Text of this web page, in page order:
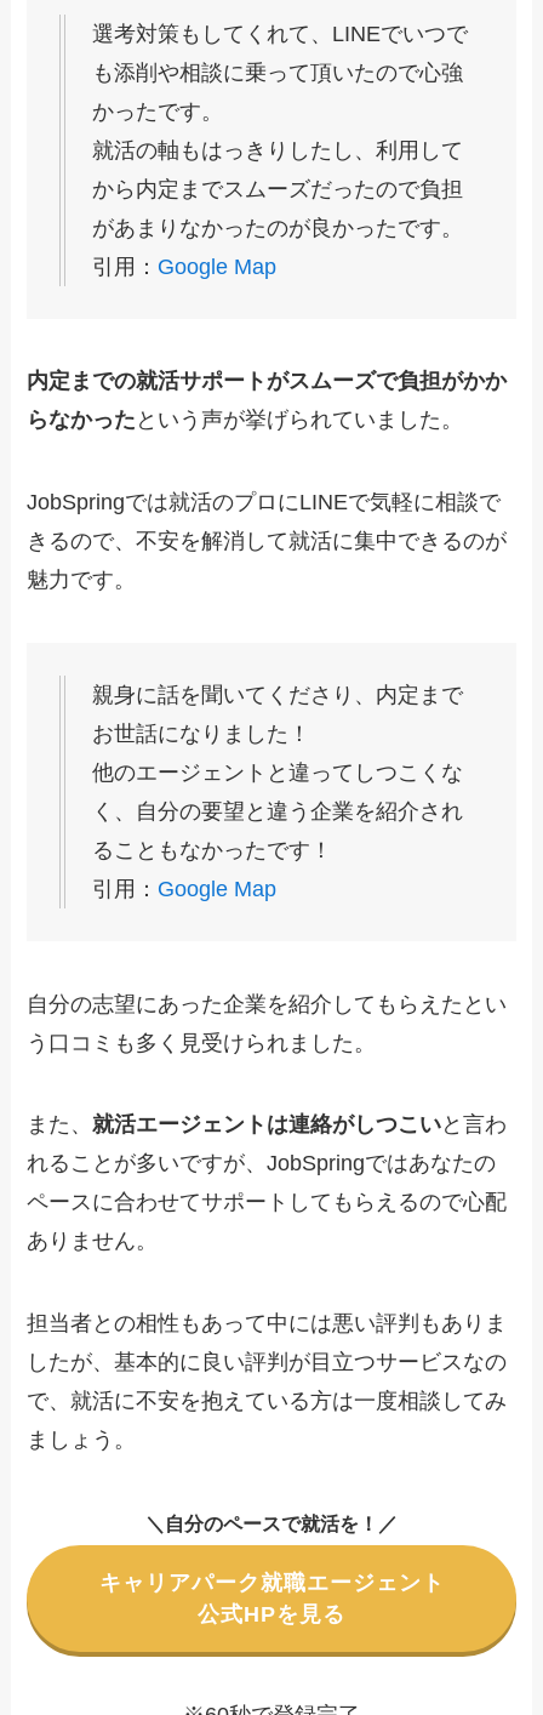
選考対策もしてくれて、LINEでいつで
も添削や相談に乗って頂いたので心強
かったです。
就活の軸もはっきりしたし、利用して
から内定までスムーズだったので負担
があまりなかったのが良かったです。
引用： Google Map
内定までの就活サポートがスムーズで負担がかか
らなかった という声が挙げられていました。
JobSpringでは就活のプロにLINEで気軽に相談で
きるので、不安を解消して就活に集中できるのが
魅力です。
親身に話を聞いてくださり、内定まで
お世話になりました！
他のエージェントと違ってしつこくな
く、自分の要望と違う企業を紹介され
ることもなかったです！
引用： Google Map
自分の志望にあった企業を紹介してもらえたとい
う口コミも多く見受けられました。
また、就活エージェントは連絡がしつこいと言わ
れることが多いですが、JobSpringではあなたの
ペースに合わせてサポートしてもらえるので心配
ありません。
担当者との相性もあって中には悪い評判もありま
したが、基本的に良い評判が目立つサービスなの
で、就活に不安を抱えている方は一度相談してみ
ましょう。
＼ 自分のペースで就活を ！ ／
キャリアパーク就職エージェント
公式HPを見る